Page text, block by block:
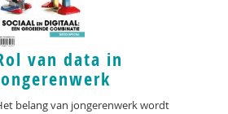
van data in
belang van jongerenwerk wordt